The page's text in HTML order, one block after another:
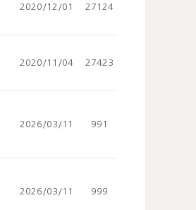
2020/12/01 27124
2020/11/04 27423
2026/03/11 991
2026/03/11 999